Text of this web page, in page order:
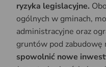
ryzyka legislacyjne.
ogólnych w gminach,
administracyjne oraz
gruntów pod zabudowę
spowolnić nowe